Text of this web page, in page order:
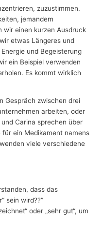
zuzustimmen.
jemandem
wir einen kurzen Ausdruck
etwas Längeres und
und Begeisterung
ein Beispiel verwenden
Es kommt wirklich
Gespräch zwischen drei
arbeiten, oder
Carina sprechen über
für ein Medikament namens
viele verschiedene
dass das
sein wird??”
oder „sehr gut“, um